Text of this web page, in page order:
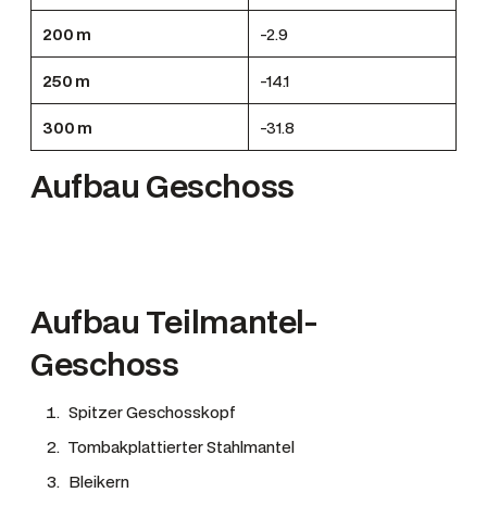
200 m -2.9
250 m -14.1
300 m -31.8
Aufbau Geschoss
Aufbau Teilmantel-
Geschoss
Spitzer Geschosskopf
Tombakplattierter Stahlmantel
Bleikern